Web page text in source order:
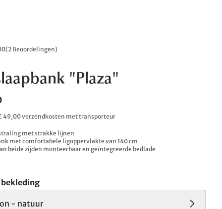
(2 Beoordelingen)
"Plaza"
49,00 verzendkosten met transporteur
met strakke lijnen
met comfortabele ligoppervlakte van 140 cm
beide zijden monteerbaar en geïntegreerde bedlade
bekleding
- natuur